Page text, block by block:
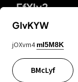
FfYIy2
KIjvtr
GIvKYW
jOXvm4 mI5M8K
BMcLyf